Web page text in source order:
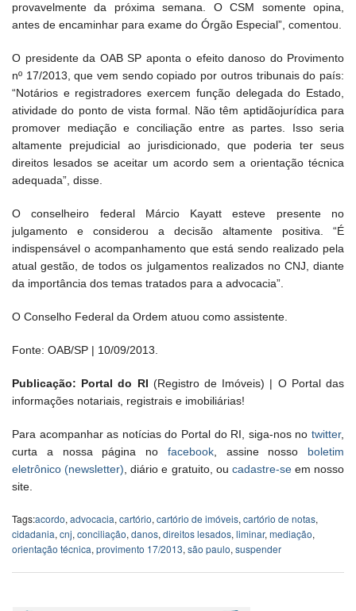
provavelmente da próxima semana. O CSM somente opina,
antes de encaminhar para exame do Órgão Especial”, comentou.
O presidente da OAB SP aponta o efeito danoso do Provimento
nº 17/2013, que vem sendo copiado por outros tribunais do país:
“Notários e registradores exercem função delegada do Estado,
atividade do ponto de vista formal. Não têm aptidãojurídica para
promover mediação e conciliação entre as partes. Isso seria
altamente prejudicial ao jurisdicionado, que poderia ter seus
direitos lesados se aceitar um acordo sem a orientação técnica
adequada”, disse.
O conselheiro federal Márcio Kayatt esteve presente no
julgamento e considerou a decisão altamente positiva. “É
indispensável o acompanhamento que está sendo realizado pela
atual gestão, de todos os julgamentos realizados no CNJ, diante
da importância dos temas tratados para a advocacia”.
O Conselho Federal da Ordem atuou como assistente.
Fonte: OAB/SP | 10/09/2013.
Publicação: Portal do RI (Registro de Imóveis) | O Portal das
informações notariais, registrais e imobiliárias!
Para acompanhar as notícias do Portal do RI, siga-nos no twitter,
curta a nossa página no facebook, assine nosso boletim
eletrônico (newsletter) , diário e gratuito, ou cadastre-seem nosso
site.
Tags:acordo, advocacia, cartório, cartório de imóveis, cartório de notas,
cidadania, cnj, conciliação, danos, direitos lesados, liminar, mediação,
orientação técnica, provimento 17/2013, são paulo, suspender